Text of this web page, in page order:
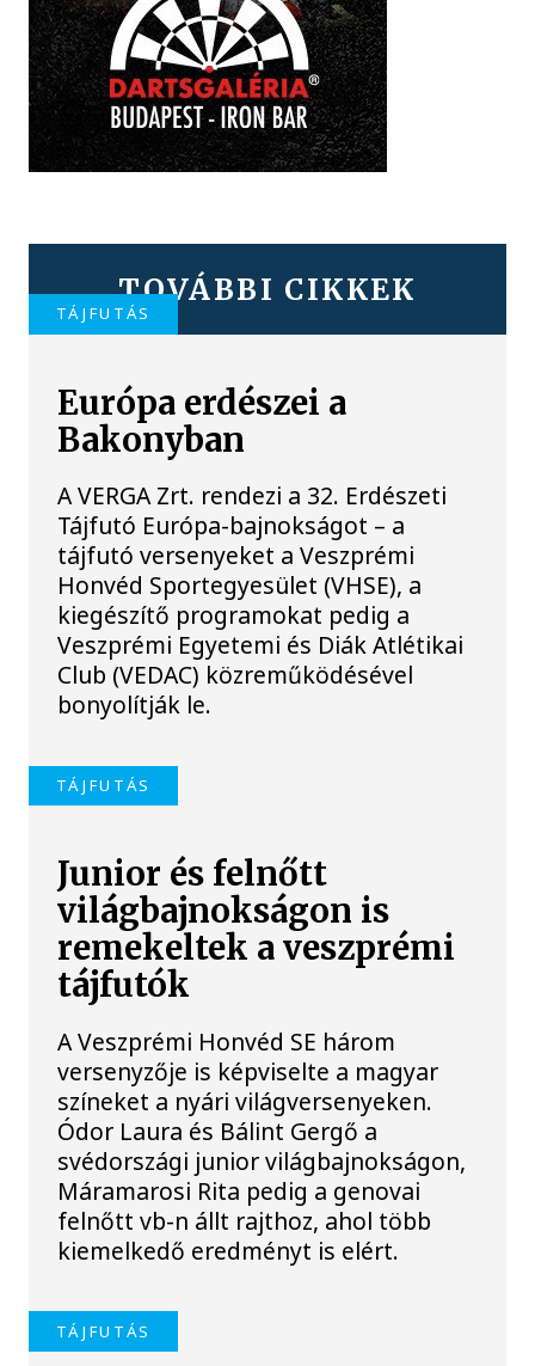
TOVÁBBI CIKKEK
TÁJFUTÁS
Európa erdészei a
Bakonyban
A VERGA Zrt. rendezi a 32. Erdészeti
Tájfutó Európa-bajnokságot – a
tájfutó versenyeket a Veszprémi
Honvéd Sportegyesület (VHSE), a
kiegészítő programokat pedig a
Veszprémi Egyetemi és Diák Atlétikai
Club (VEDAC) közreműködésével
bonyolítják le.
TÁJFUTÁS
Junior és felnőtt
világbajnokságon is
remekeltek a veszprémi
tájfutók
A Veszprémi Honvéd SE három
versenyzője is képviselte a magyar
színeket a nyári világversenyeken.
Ódor Laura és Bálint Gergő a
svédországi junior világbajnokságon,
Máramarosi Rita pedig a genovai
felnőtt vb-n állt rajthoz, ahol több
kiemelkedő eredményt is elért.
TÁJFUTÁS